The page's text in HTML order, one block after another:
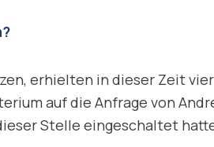
erhielten in dieser Zeit
auf die Anfrage von
Stelle eingeschaltet